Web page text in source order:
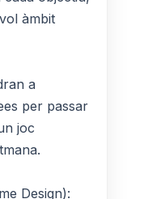
àmbit
a
per passar
joc
Design):